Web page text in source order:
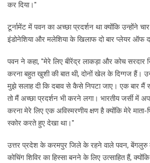
कर दिया।"
टूर्नामेंट में पवन का अच्छा प्रदर्शन था क्योंकि उन्होंने
इंडोनेशिया और मलेशिया के खिलाफ दो बार प्लेयर ऑफ
पवन ने कहा, "मेरे लिए बीरेंद्र लाकड़ा और कोच सरदार
करना बहुत खुशी की बात थी, दोनों खेल के दिग्गज हैं।
मुझे सलाह दी कि दबाव से कैसे निपटा जाए। एक बार
तो मैं अच्छा प्रदर्शन भी करने लगा। भारतीय जर्सी में
करना मेरे लिए एक अविस्मरणीय क्षण है क्योंकि मेरे
स्कोर करते हुए देखा था।"
उत्तर प्रदेश के करमपुर जिले के रहने वाले पवन, बेंगलुरु
कोचिंग शिविर का हिस्सा बनने के लिए उत्साहित हैं,